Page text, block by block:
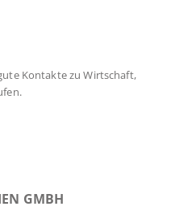
Kontakte zu Wirtschaft,
GMBH